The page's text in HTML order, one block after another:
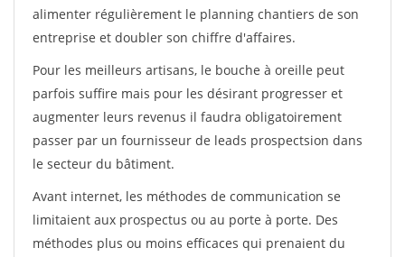
alimenter régulièrement le planning chantiers de son
entreprise et doubler son chiffre d'affaires.
Pour les meilleurs artisans, le bouche à oreille peut
parfois suffire mais pour les désirant progresser et
augmenter leurs revenus il faudra obligatoirement
passer par un fournisseur de leads prospectsion dans
le secteur du bâtiment.
Avant internet, les méthodes de communication se
limitaient aux prospectus ou au porte à porte. Des
méthodes plus ou moins efficaces qui prenaient du